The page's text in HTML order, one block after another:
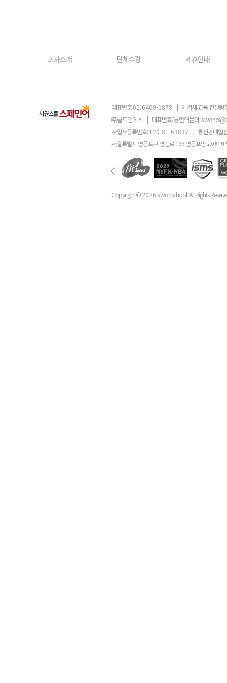
회사소개 단체수강 제휴안내
대표번호02)6409-0878 | 기업체 교육 컨설팅
㈜골드앤에스 | 대표번호/통번역문의:
사업자등록번호:120-81-63837 | 통신판매업
서울특별시 영등포구 영신로 166 영등포반도아이
Copyright ©2026 siwonschool. All Rights